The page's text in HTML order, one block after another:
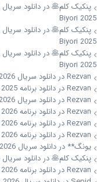
پنکیک کلم🥞در
Biyori 2025
پنکیک کلم🥞در
Biyori 2025
پنکیک کلم🥞در
Biyori 2025
Rezvanدردانلود سریال My Royal Nemesis 2026
Rezvanدردانلود برنامه Better Late than Single 2025
Rezvanدردانلود سریال Royal Betrothal 2026
Rezvanدردانلود برنامه Abra-ca-Empty 2026
Rezvanدردانلود برنامه Heart Signal 2026
Rezvanدردانلود برنامه Heart Signal 2026
یونگ** دردانلود سریال A Shop for Killers 2026
پنکیک کلم🥞دردانلود سریال A Bona Fide Killer 2026
Rezvanدردانلود برنامه Jae Seok’s B&B Rules! 2026